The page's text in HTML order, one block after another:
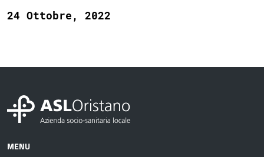
24 Ottobre, 2022
MENU